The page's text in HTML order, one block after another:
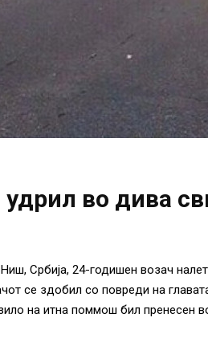
во дива
Србија, 24-годишен возач
се здобил со повреди на
на итна поммош бил пренесен